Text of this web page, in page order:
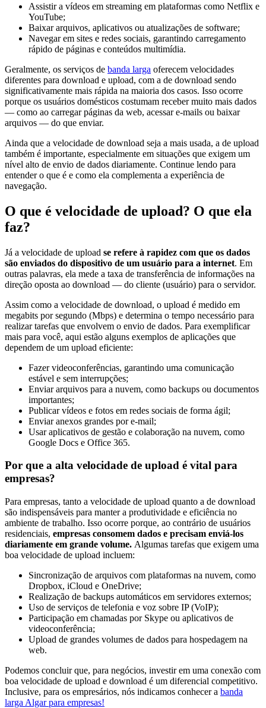
Assistir a vídeos em streaming em plataformas como Netflix e
YouTube;
Baixar arquivos, aplicativos ou atualizações de software;
Navegar em sites e redes sociais, garantindo carregamento
rápido de páginas e conteúdos multimídia.
Geralmente, os serviços de banda larga oferecem velocidades
diferentes para download e upload, com a de download sendo
significativamente mais rápida na maioria dos casos. Isso ocorre
porque os usuários domésticos costumam receber muito mais dados
— como ao carregar páginas da web, acessar e-mails ou baixar
arquivos — do que enviar.
Ainda que a velocidade de download seja a mais usada, a de upload
também é importante, especialmente em situações que exigem um
nível alto de envio de dados diariamente. Continue lendo para
entender o que é e como ela complementa a experiência de
navegação.
O que é velocidade de upload? O que ela
faz?
Já a velocidade de upload se refere à rapidez com que os dados
são enviados do dispositivo de um usuário para a internet. Em
outras palavras, ela mede a taxa de transferência de informações na
direção oposta ao download — do cliente (usuário) para o servidor.
Assim como a velocidade de download, o upload é medido em
megabits por segundo (Mbps) e determina o tempo necessário para
realizar tarefas que envolvem o envio de dados. Para exemplificar
mais para você, aqui estão alguns exemplos de aplicações que
dependem de um upload eficiente:
Fazer videoconferências, garantindo uma comunicação
estável e sem interrupções;
Enviar arquivos para a nuvem, como backups ou documentos
importantes;
Publicar vídeos e fotos em redes sociais de forma ágil;
Enviar anexos grandes por e-mail;
Usar aplicativos de gestão e colaboração na nuvem, como
Google Docs e Office 365.
Por que a alta velocidade de upload é vital para
empresas?
Para empresas, tanto a velocidade de upload quanto a de download
são indispensáveis para manter a produtividade e eficiência no
ambiente de trabalho. Isso ocorre porque, ao contrário de usuários
residenciais, empresas consomem dados e precisam enviá-los
diariamente em grande volume. Algumas tarefas que exigem uma
boa velocidade de upload incluem:
Sincronização de arquivos com plataformas na nuvem, como
Dropbox, iCloud e OneDrive;
Realização de backups automáticos em servidores externos;
Uso de serviços de telefonia e voz sobre IP (VoIP);
Participação em chamadas por Skype ou aplicativos de
videoconferência;
Upload de grandes volumes de dados para hospedagem na
web.
Podemos concluir que, para negócios, investir em uma conexão com
boa velocidade de upload e download é um diferencial competitivo.
Inclusive, para os empresários, nós indicamos conhecer a banda
larga Algar para empresas!